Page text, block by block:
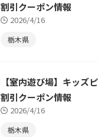
割引クーポン情報
2026/4/16
栃木県
【室内遊び場】キッズ
割引クーポン情報
2026/4/16
栃木県